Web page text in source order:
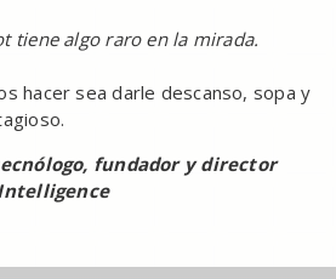
tiene algo raro en la mirada.
hacer sea darle descanso, sopa y
fundador y director